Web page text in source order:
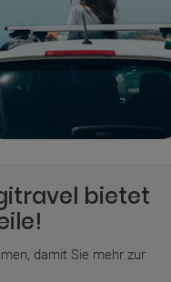
bietet
damit Sie mehr zur